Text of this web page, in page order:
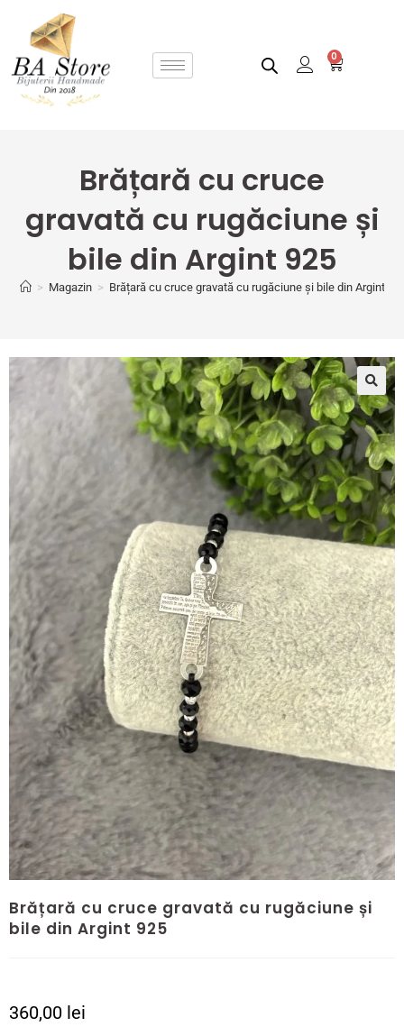
0
Brățară cu cruce
gravată cu rugăciune și
bile din Argint 925
> Magazin > Brățară cu cruce gravată cu rugăciune și bile din Argint
🔍
Brățară cu cruce gravată cu rugăciune și
bile din Argint 925
360,00 lei